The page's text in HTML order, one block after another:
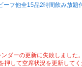
フ他全15品2時間飲み放題
ンダーの更新に失敗しました。
押して空席状況を更新してく